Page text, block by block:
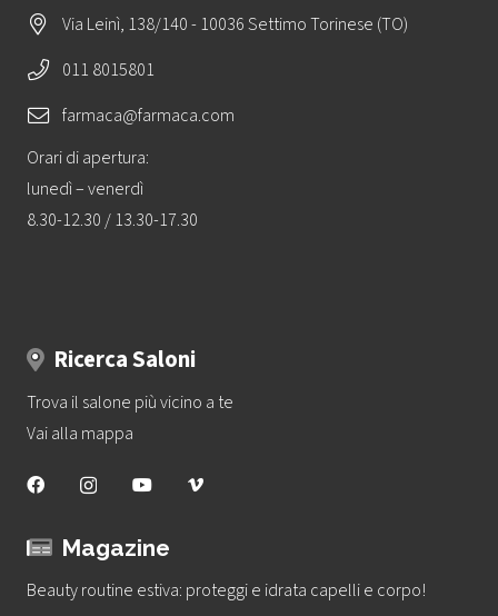
Via Leinì, 138/140 - 10036 Settimo Torinese (TO)
011 8015801
farmaca@farmaca.com
Orari di apertura:
lunedì – venerdì
8.30-12.30 / 13.30-17.30
Ricerca Saloni
Trova il salone più vicino a te
Vai alla mappa
Magazine
Beauty routine estiva: proteggi e idrata capelli e corpo!